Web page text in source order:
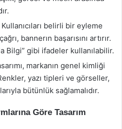
Kullanıcıları belirli bir eyleme
bannerın başarısını artırır.
Bilgi” gibi ifadeler kullanılabilir.
markanın genel kimliği
yazı tipleri ve görseller,
bütünlük sağlamalıdır.
Göre Tasarım